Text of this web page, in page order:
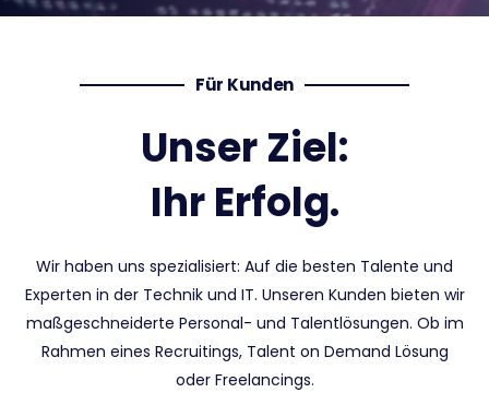
Für Kunden
Unser Ziel:
Ihr Erfolg.
Wir haben uns spezialisiert: Auf die besten Talente und
Experten in der Technik und IT. Unseren Kunden bieten wir
maßgeschneiderte Personal- und Talentlösungen. Ob im
Rahmen eines Recruitings, Talent on Demand Lösung
oder Freelancings.